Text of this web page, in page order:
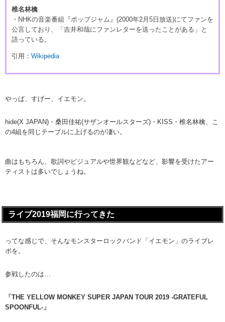
椎名林檎
・NHKの音楽番組『ポップジャム』(2000年2月5日放送)にてファンを
公言しており、「吉井和哉にファンレターを送ったことがある」と
語っている。
引用： Wikipedia
やっぱ、すげー、イエモン。
hide(X JAPAN)・桑田佳祐(サザンオールスターズ)・KISS・椎名林檎、こ
の4組を同じテーブルに上げるのが凄い。
曲はもちろん、歌詞やビジュアルや世界観などなど、影響を受けたアー
ティストは多いでしょうね。
ライブ2019福岡に行ってきた
ってな感じで、そんなモンスターロックバンド「イエモン」のライブレ
ポを。
参戦したのは…
「THE YELLOW MONKEY SUPER JAPAN TOUR 2019 -GRATEFUL
SPOONFUL-」